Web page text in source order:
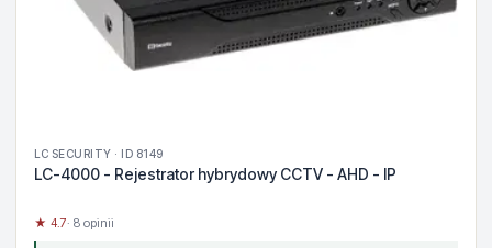
LC SECURITY · ID 8149
LC-4000 - Rejestrator hybrydowy CCTV - AHD - IP
★ 4.7· 8 opinii